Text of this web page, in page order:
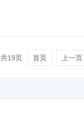
共19页 首页 上一页